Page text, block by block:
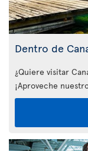
Dentro de
¿Quiere visitar
¡Aproveche